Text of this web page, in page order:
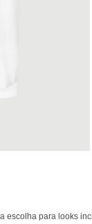
a escolha para looks